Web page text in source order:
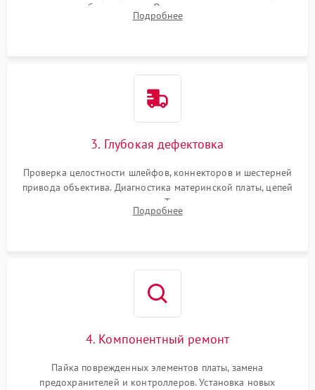
вспышки для безопасности. Очистка внутренних узлов от
пыли, песка и следов влаги с помощью спецсредств.
Подробнее
3. Глубокая дефектовка
Проверка целостности шлейфов, коннекторов и шестерней
привода объектива. Диагностика материнской платы, цепей
питания и картоприемника. Тестирование механизма
затвора и блока внутрикамерной стабилизации.
Подробнее
4. Компонентный ремонт
Пайка поврежденных элементов платы, замена
предохранителей и контроллеров. Установка новых